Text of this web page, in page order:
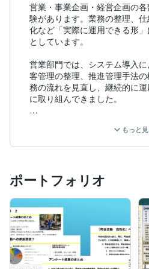
営業・事業企画・経営企画の
験があります。業務の整理、
化など「実際に運用できる形
としています。
営業部門では、システム導入
客管理の整理、推進管理手法
務の流れを見直し、継続的に
に取り組んできました。
ュアルの作成、関係企業との
成、申込画面の整理、特許申
く経験しています。
経営企画部門では、全社予算
基礎係数の作成を担当し、営業
築に取り組みました。数字をも
くりを実務レベルで支援可能
また、運送会社の現場管理者
もっと
ポートフォリオ